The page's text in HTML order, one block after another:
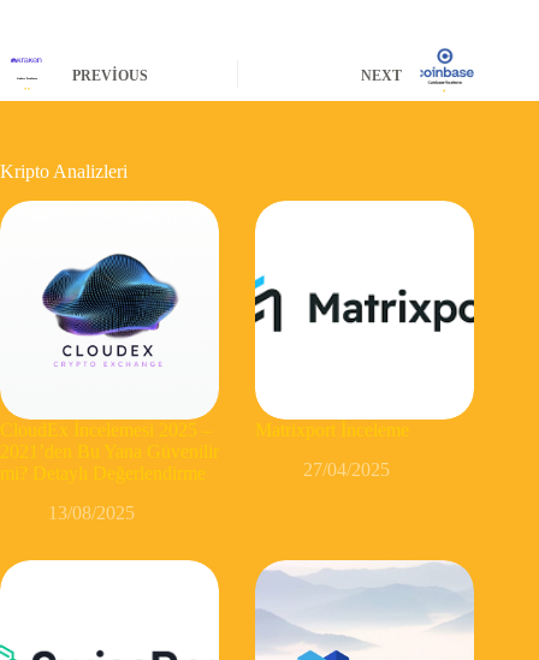
PREVIOUS NEXT
Kripto Analizleri
CloudEx İncelemesi 2025 –
2021’den Bu Yana Güvenilir
mi? Detaylı Değerlendirme
13/08/2025
Matrixport İnceleme
27/04/2025